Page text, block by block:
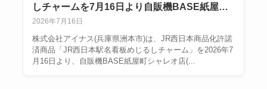
しチャームを7月16日より自販機BASE紙屋町
シャレオ店で先行発売
2026年7月16日
株式会社アイナス(兵庫県洲本市)は、JR西日本商品化許諾
済商品「JR西日本駅名看板めじるしチャーム」を2026年7
月16日より、自販機BASE紙屋町シャレオ店(...